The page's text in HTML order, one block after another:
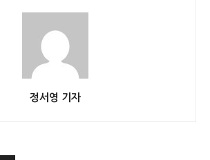
정서영 기자